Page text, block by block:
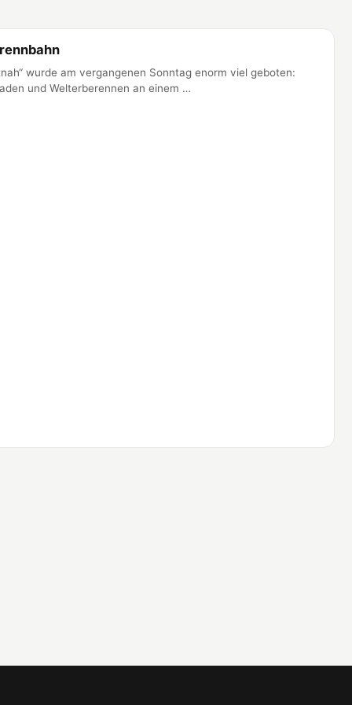
wurde am vergangenen Sonntag enorm viel geboten:
und Welterberennen an einem …